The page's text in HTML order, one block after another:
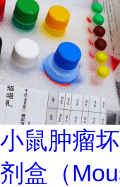
小鼠肿瘤
剂盒（